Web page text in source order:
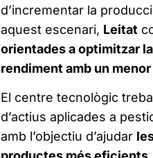
d’incrementar la
aquest escenari, Leitat
orientades a optimitzar
rendiment amb un
El centre tecnològic
d’actius aplicades a
amb l’objectiu d’ajudar